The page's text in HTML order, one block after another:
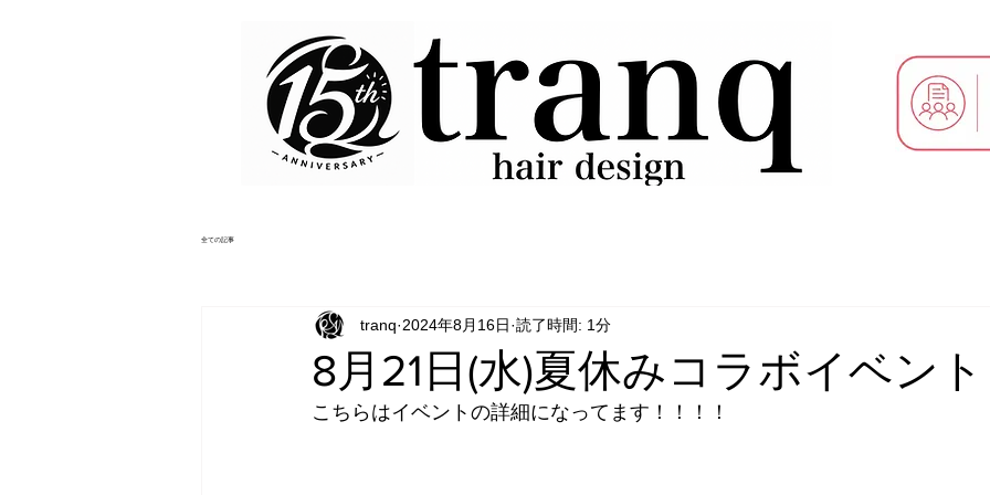
全ての記事
8月21日(水)夏休みコラボイベン
tranq 2024年8月16日 読了時間: 1分
こちらはイベントの詳細になってます！！！！